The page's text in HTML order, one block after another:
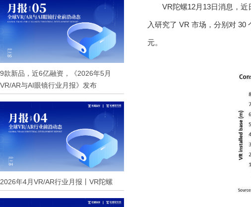
9款新品，近6亿融资，《2026年5月
VR/AR与AI眼镜行业月报》发布
2026年4月VR/AR行业月报丨VR陀螺
VR陀螺12月13日消息，
入研究了 VR 市场，分别对 30
元。